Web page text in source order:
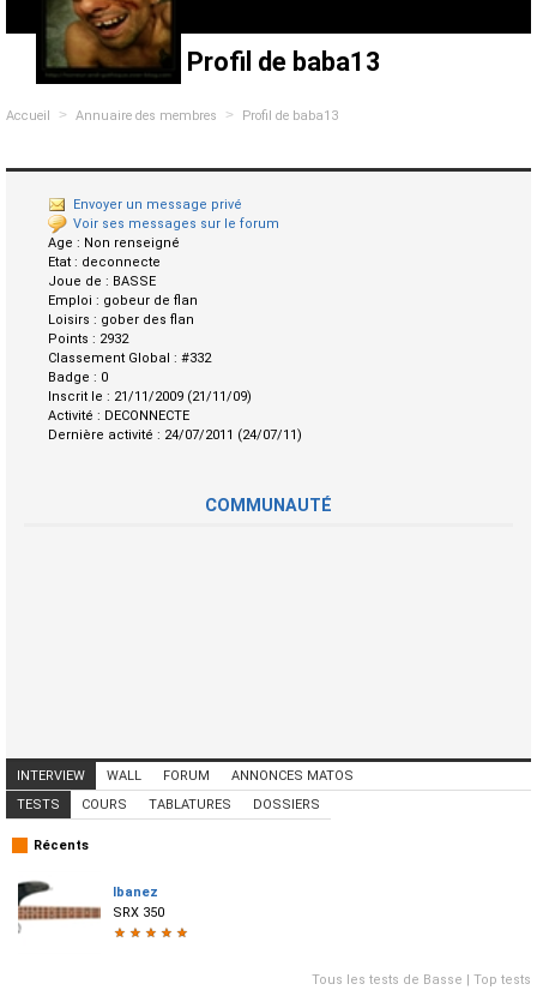
Profil de baba13
Accueil > Annuaire des membres > Profil de baba13
Envoyer un message privé
Voir ses messages sur le forum
Age : Non renseigné
Etat : deconnecte
Joue de : BASSE
Emploi : gobeur de flan
Loisirs : gober des flan
Points : 2932
Classement Global : #332
Badge : 0
Inscrit le : 21/11/2009 (21/11/09)
Activité : DECONNECTE
Dernière activité : 24/07/2011 (24/07/11)
COMMUNAUTÉ
INTERVIEW WALL FORUM
ANNONCES MATOS
ANNONCES MUSICIENS
CONCERTS
TESTS COURS TABLATURES DOSSIERS
Récents
Ibanez
SRX 350
★ ★ ★ ★ ★
Tous les tests de Basse Top tests